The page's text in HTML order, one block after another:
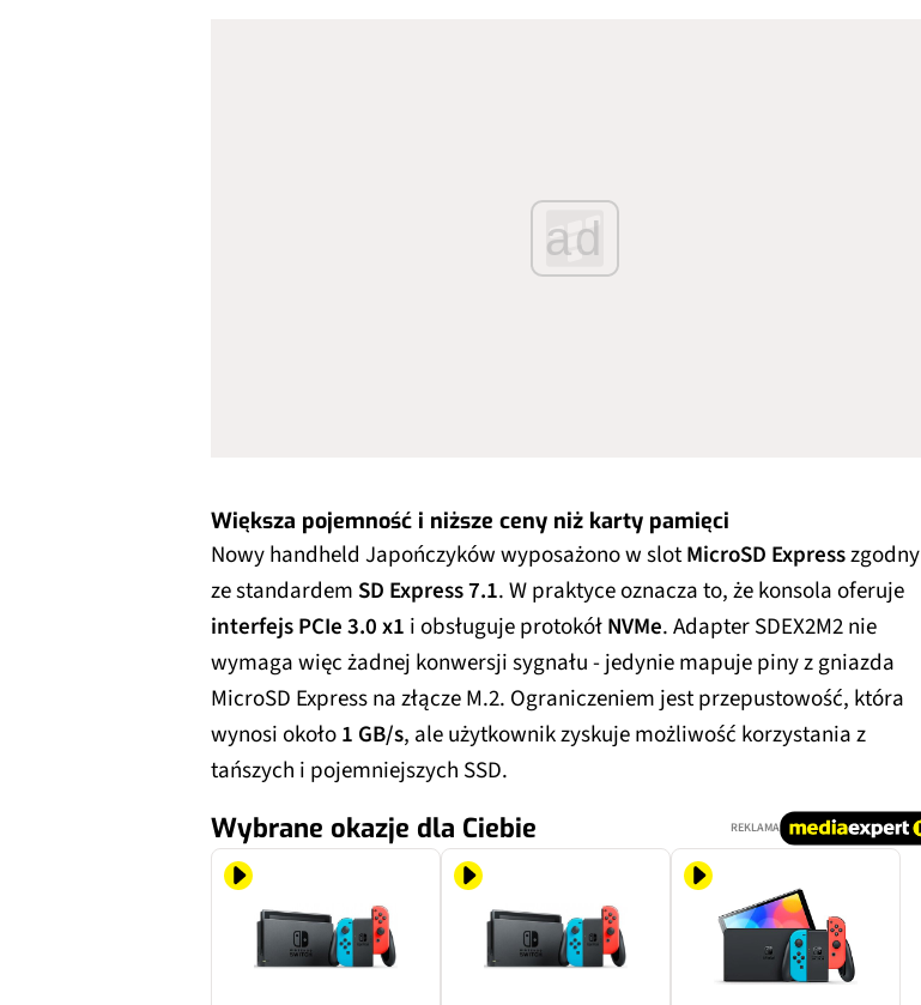
ad
Większa pojemność i niższe ceny niż karty pamięci
Nowy handheld Japończyków wyposażono w slotMicroSD Expresszgodny
ze standardem SD Express 7.1. W praktyce oznacza to, że konsola oferuje
interfejs PCIe 3.0 x1 i obsługuje protokółNVMe. Adapter SDEX2M2 nie
wymaga więc żadnej konwersji sygnału - jedynie mapuje piny z gniazda
MicroSD Express na złącze M.2. Ograniczeniem jest przepustowość, która
wynosi około1 GB/s, ale użytkownik zyskuje możliwość korzystania z
tańszych i pojemniejszych SSD.
Wybrane okazje dla Ciebie REKLAMA